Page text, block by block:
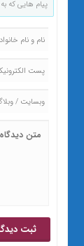
پیام هایی که